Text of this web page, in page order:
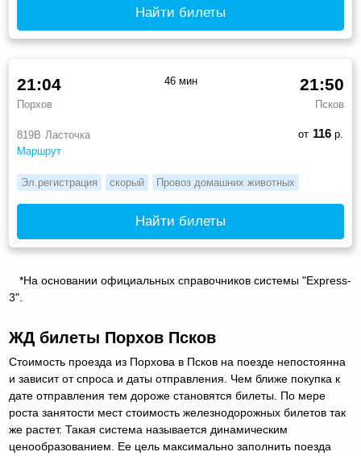
Найти билеты
819В Ласточка
Маршрут
21:04
Порхов
21:50
Псков
46 мин
от 116р.
Эл.регистрация скорый Провоз домашних животных
Найти билеты
*На основании официальных справочников системы "Express-
3".
ЖД билеты Порхов Псков
Стоимость проезда из Порхова в Псков на поезде непостоянна
и зависит от спроса и даты отправления. Чем ближе покупка к
дате отправления тем дороже становятся билеты. По мере
роста занятости мест стоимость железнодорожных билетов так
же растет. Такая система называется динамическим
ценообразованием. Ее цель максимально заполнить поезда